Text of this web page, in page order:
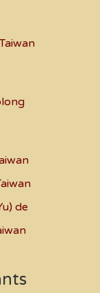
de